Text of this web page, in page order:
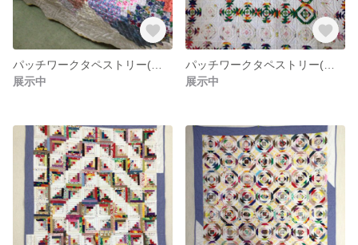
展示中
展示中